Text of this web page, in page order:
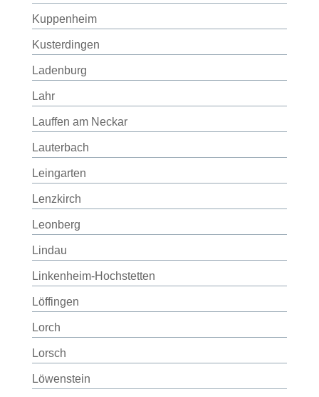
Kuppenheim
Kusterdingen
Ladenburg
Lahr
Lauffen am Neckar
Lauterbach
Leingarten
Lenzkirch
Leonberg
Lindau
Linkenheim-Hochstetten
Löffingen
Lorch
Lorsch
Löwenstein